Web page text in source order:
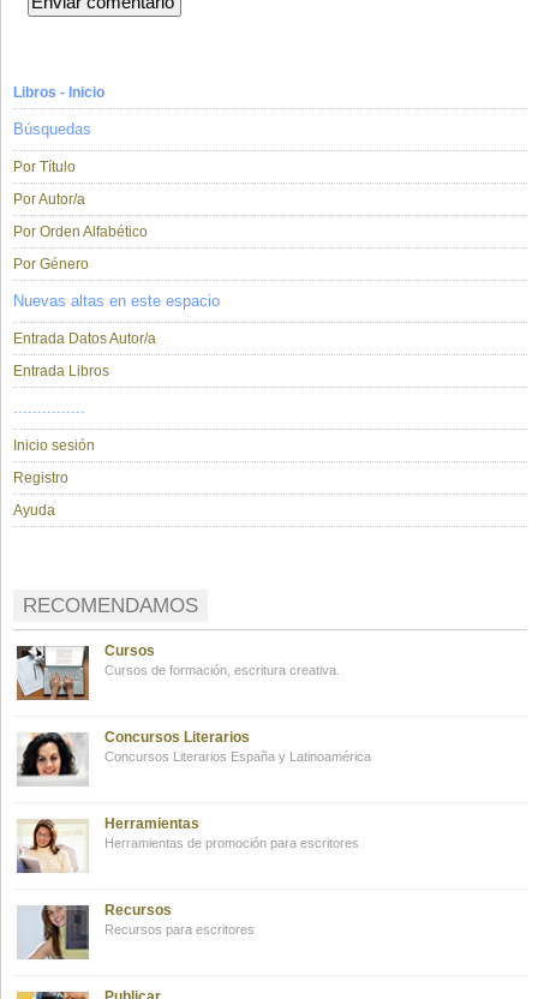
Libros - Inicio
Búsquedas
Por Título
Por Autor/a
Por Orden Alfabético
Por Género
Nuevas altas en este espacio
Entrada Datos Autor/a
Entrada Libros
...............
Inicio sesión
Registro
Ayuda
RECOMENDAMOS
Cursos
Cursos de formación, escritura creativa.
Concursos Literarios
Concursos Literarios España y Latinoamérica
Herramientas
Herramientas de promoción para escritores
Recursos
Recursos para escritores